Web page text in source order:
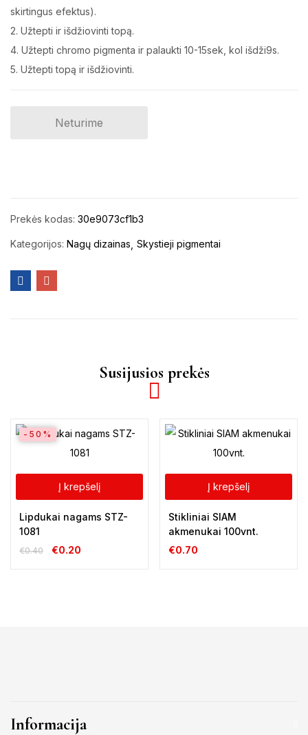
skirtingus efektus).
2. Užtepti ir išdžiovinti topą.
4. Užtepti chromo pigmenta ir palaukti 10-15sek, kol išdži9s.
5. Užtepti topą ir išdžiovinti.
Neturime
Prekės kodas: 30e9073cf1b3
Kategorijos: Nagų dizainas Skystieji pigmentai
Susijusios prekės
Į krepšelį
-50%
Lipdukai nagams STZ-
1081
€0.40 €0.20
Į krepšelį
Stikliniai SIAM
akmenukai 100vnt.
€0.70
Informacija